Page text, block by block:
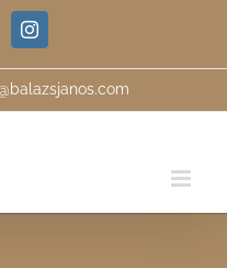
Instagram